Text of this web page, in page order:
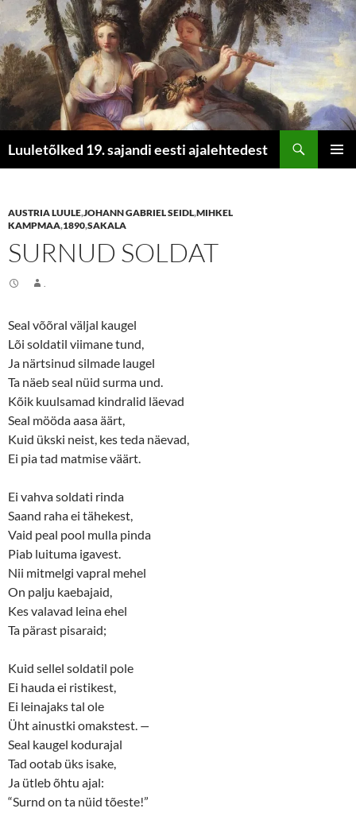
Luuletõlked 19. sajandi eesti ajalehtedest
AUSTRIA LUULE,JOHANN GABRIEL SEIDL,MIHKEL
KAMPMAA,1890,SAKALA
SURNUD SOLDAT
Seal võõral väljal kaugel
Lõi soldatil viimane tund,
Ja närtsinud silmade laugel
Ta näeb seal nüid surma und.
Kõik kuulsamad kindralid läevad
Seal mööda aasa äärt,
Kuid ükski neist, kes teda näevad,
Ei pia tad matmise väärt.
Ei vahva soldati rinda
Saand raha ei tähekest,
Vaid peal pool mulla pinda
Piab luituma igavest.
Nii mitmelgi vapral mehel
On palju kaebajaid,
Kes valavad leina ehel
Ta pärast pisaraid;
Kuid sellel soldatil pole
Ei hauda ei ristikest,
Ei leinajaks tal ole
Üht ainustki omakstest. —
Seal kaugel kodurajal
Tad ootab üks isake,
Ja ütleb õhtu ajal:
“Surnd on ta nüid tõeste!”